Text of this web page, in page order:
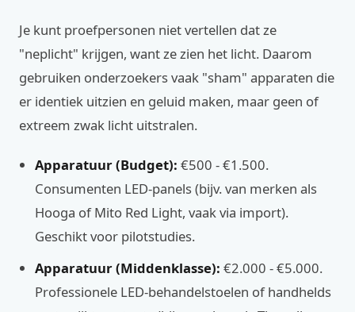
Je kunt proefpersonen niet vertellen dat ze
"neplicht" krijgen, want ze zien het licht. Daarom
gebruiken onderzoekers vaak "sham" apparaten die
er identiek uitzien en geluid maken, maar geen of
extreem zwak licht uitstralen.
Apparatuur (Budget): €500 - €1.500.
Consumenten LED-panels (bijv. van merken als
Hooga of Mito Red Light, vaak via import).
Geschikt voor pilotstudies.
Apparatuur (Middenklasse): €2.000 - €5.000.
Professionele LED-behandelstoelen of handhelds